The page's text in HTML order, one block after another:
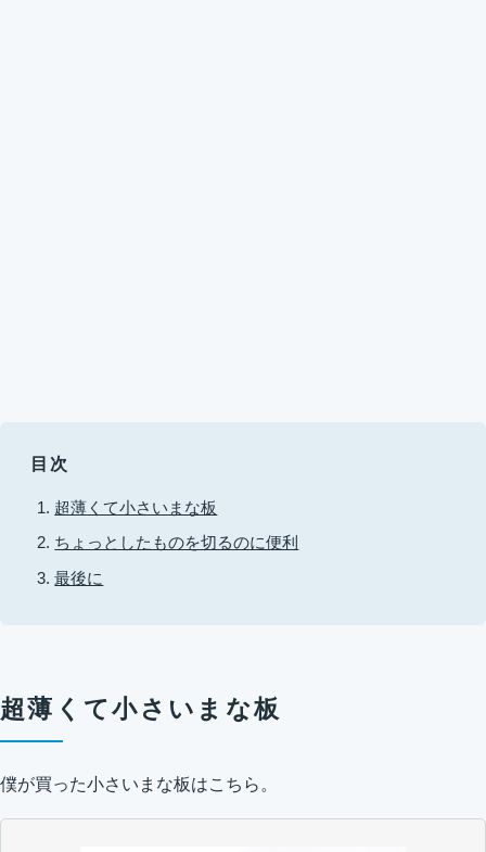
目次
超薄くて小さいまな板
ちょっとしたものを切るのに便利
最後に
超薄くて小さいまな板
僕が買った小さいまな板はこちら。